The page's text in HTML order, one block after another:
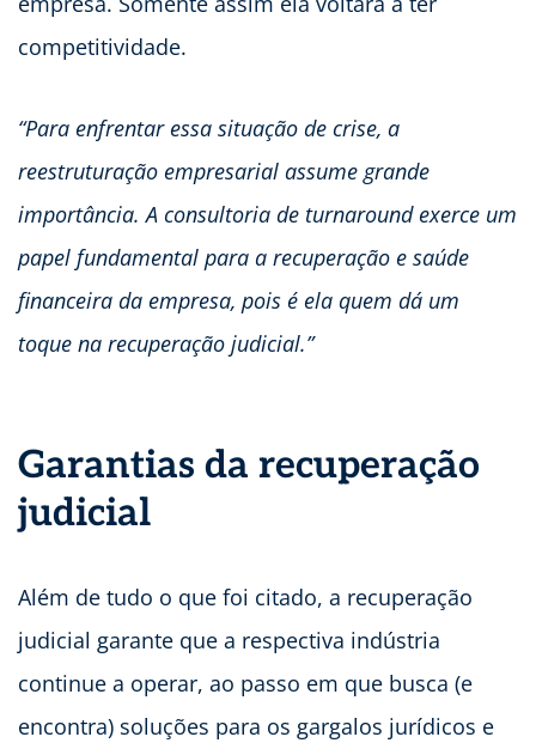
competitividade.
“Para enfrentar essa situação de crise, a
reestruturação empresarial assume grande
importância. A consultoria de turnaround exerce um
papel fundamental para a recuperação e saúde
financeira da empresa, pois é ela quem dá um
toque na recuperação judicial.”
Garantias da recuperação
judicial
Além de tudo o que foi citado, a recuperação
judicial garante que a respectiva indústria
continue a operar, ao passo em que busca (e
encontra) soluções para os gargalos jurídicos e